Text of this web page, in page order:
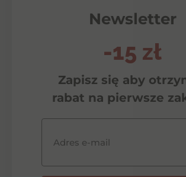
Newsletter
-15 zł
Zapisz się aby
rabat na pierwsze
Adres e-mail